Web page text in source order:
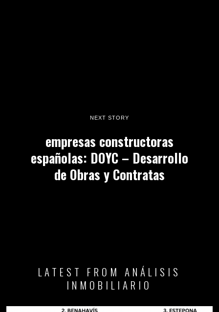
NEXT STORY
empresas constructoras
españolas: DOYC – Desarrollo
de Obras y Contratas
LATEST FROM ANÁLISIS
INMOBILIARIO